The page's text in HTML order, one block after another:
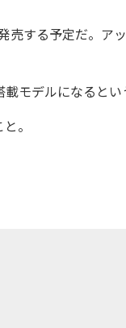
売する予定だ。ア
モデルになるとい
。